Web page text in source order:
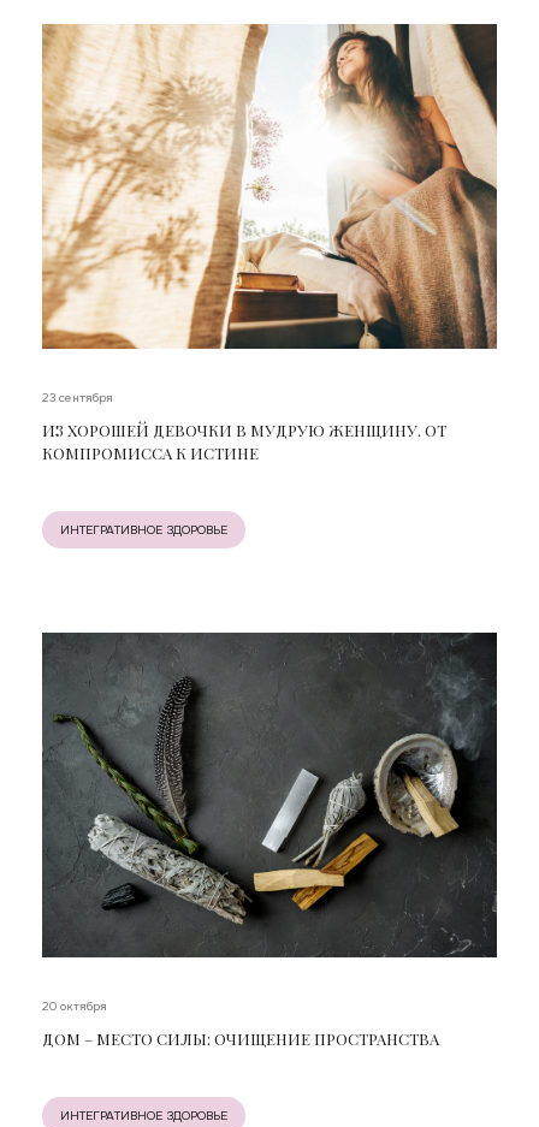
23 сентября
ИЗ ХОРОШЕЙ ДЕВОЧКИ В МУДРУЮ ЖЕНЩИНУ. ОТ
КОМПРОМИССА К ИСТИНЕ
ИНТЕГРАТИВНОЕ ЗДОРОВЬЕ
20 октября
ДОМ – МЕСТО СИЛЫ: ОЧИЩЕНИЕ ПРОСТРАНСТВА
ИНТЕГРАТИВНОЕ ЗДОРОВЬЕ